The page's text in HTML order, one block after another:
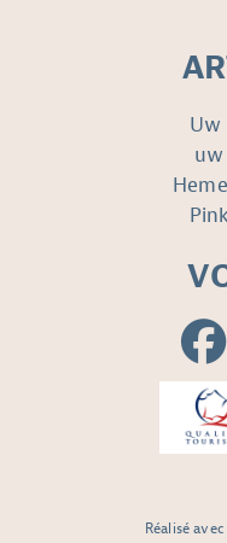
Uw
Réalisé avec